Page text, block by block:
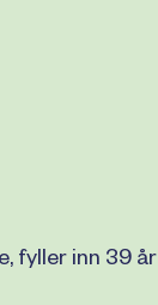
fyller inn 39 år